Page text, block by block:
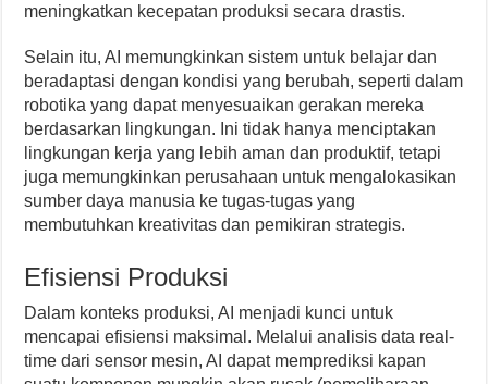
meningkatkan kecepatan produksi secara drastis.
Selain itu, AI memungkinkan sistem untuk belajar dan
beradaptasi dengan kondisi yang berubah, seperti dalam
robotika yang dapat menyesuaikan gerakan mereka
berdasarkan lingkungan. Ini tidak hanya menciptakan
lingkungan kerja yang lebih aman dan produktif, tetapi
juga memungkinkan perusahaan untuk mengalokasikan
sumber daya manusia ke tugas-tugas yang
membutuhkan kreativitas dan pemikiran strategis.
Efisiensi Produksi
Dalam konteks produksi, AI menjadi kunci untuk
mencapai efisiensi maksimal. Melalui analisis data real-
time dari sensor mesin, AI dapat memprediksi kapan